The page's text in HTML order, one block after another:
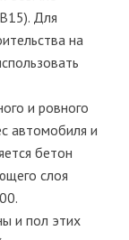
Для
на
и ровного
автомобиля и
бетон
слоя
и пол этих